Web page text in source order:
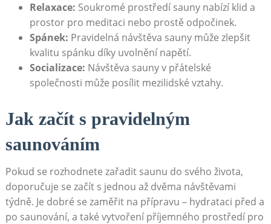
Relaxace: Soukromé prostředí sauny nabízí klid a
prostor pro meditaci nebo prostě odpočinek.
Spánek: Pravidelná návštěva sauny může zlepšit
kvalitu spánku díky uvolnění napětí.
Socializace: Návštěva sauny v přátelské
společnosti může posílit mezilidské vztahy.
Jak začít s pravidelným
saunováním
Pokud se rozhodnete zařadit saunu do svého života,
doporučuje se začít s jednou až dvěma návštěvami
týdně. Je dobré se zaměřit na přípravu – hydrataci před a
po saunování, a také vytvoření příjemného prostředí pro